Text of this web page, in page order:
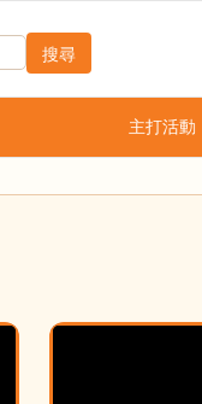
主打活動